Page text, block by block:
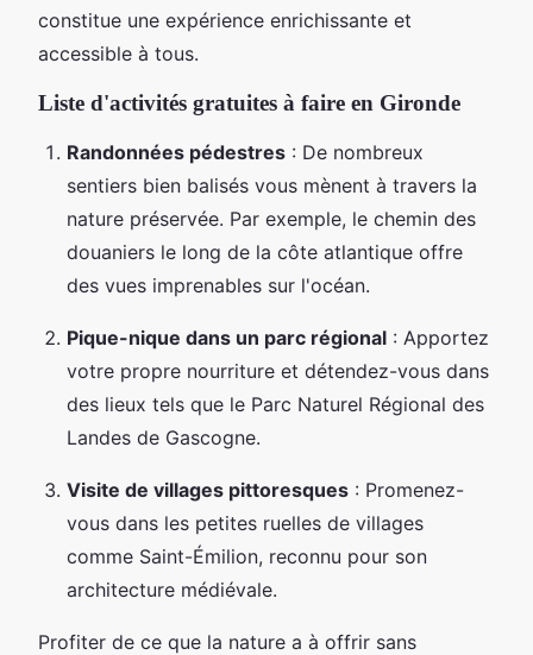
constitue une expérience enrichissante et
accessible à tous.
Liste d'activités gratuites à faire en Gironde
Randonnées pédestres : De nombreux
sentiers bien balisés vous mènent à travers la
nature préservée. Par exemple, le chemin des
douaniers le long de la côte atlantique offre
des vues imprenables sur l'océan.
Pique-nique dans un parc régional : Apportez
votre propre nourriture et détendez-vous dans
des lieux tels que le Parc Naturel Régional des
Landes de Gascogne.
Visite de villages pittoresques : Promenez-
vous dans les petites ruelles de villages
comme Saint-Émilion, reconnu pour son
architecture médiévale.
Profiter de ce que la nature a à offrir sans